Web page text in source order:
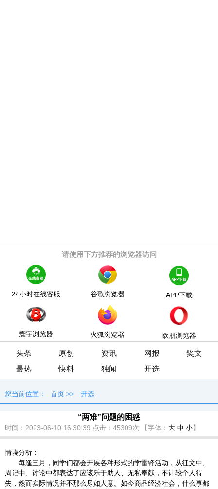
请使用下方推荐的浏览器访问
24小时在线客服 谷歌浏览器 APP下载
寰宇浏览器 火狐浏览器 欧朋浏览器
头条 原创 资讯 网报
奖文
最热
快料 独闻 开选
您当前位置： 首页 >> 开选
“两难”问题的困惑
时间：2023-06-10 16:30:39 点击： 45309次 【字体： 大 中 小】
情境分析：
每逢三月，同学们都会开展各种形式的学雷锋活动，从征文中、
周记中、讨论中都表达了应该乐于助人、无私奉献，不计较个人得
失，然而实际情况并不那么尽如人意。如今商品经济社会，什么事都